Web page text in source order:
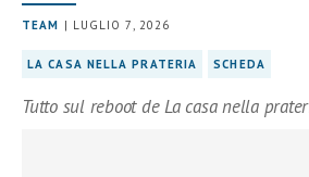
TEAM | LUGLIO 7, 2026
LA CASA NELLA PRATERIA SCHEDA
Tutto sul reboot de La casa nella